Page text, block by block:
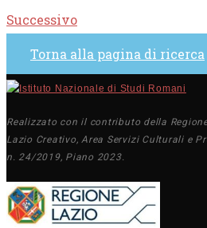
Successivo
Torna alla pagina di ricerca
Realizzato con il contributo della
Lazio Creativo, Area Servizi Culturali e
n. 24/2019, Piano 2023.